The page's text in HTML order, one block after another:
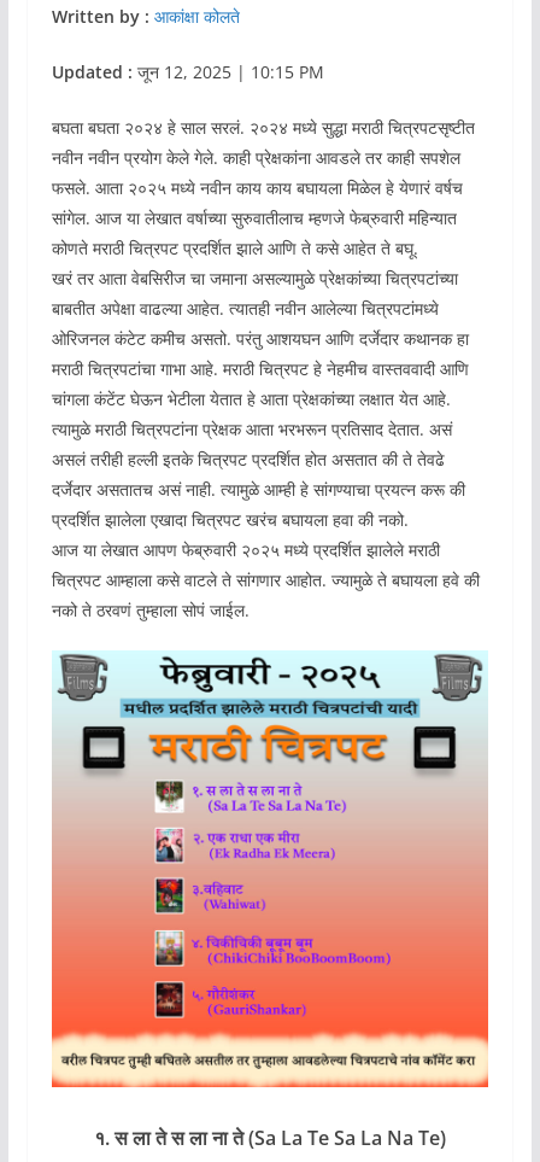
Written by : आकांक्षा कोलते
Updated : जून 12, 2025 | 10:15 PM
बघता बघता २०२४ हे साल सरलं. २०२४ मध्ये सुद्धा मराठी चित्रपटसृष्टीत
नवीन नवीन प्रयोग केले गेले. काही प्रेक्षकांना आवडले तर काही सपशेल
फसले. आता २०२५ मध्ये नवीन काय काय बघायला मिळेल हे येणारं वर्षच
सांगेल. आज या लेखात वर्षाच्या सुरुवातीलाच म्हणजे फेब्रुवारी महिन्यात
कोणते मराठी चित्रपट प्रदर्शित झाले आणि ते कसे आहेत ते बघू.
खरं तर आता वेबसिरीज चा जमाना असल्यामुळे प्रेक्षकांच्या चित्रपटांच्या
बाबतीत अपेक्षा वाढल्या आहेत. त्यातही नवीन आलेल्या चित्रपटांमध्ये
ओरिजनल कंटेट कमीच असतो. परंतु आशयघन आणि दर्जेदार कथानक हा
मराठी चित्रपटांचा गाभा आहे. मराठी चित्रपट हे नेहमीच वास्तववादी आणि
चांगला कंटेंट घेऊन भेटीला येतात हे आता प्रेक्षकांच्या लक्षात येत आहे.
त्यामुळे मराठी चित्रपटांना प्रेक्षक आता भरभरून प्रतिसाद देतात. असं
असलं तरीही हल्ली इतके चित्रपट प्रदर्शित होत असतात की ते तेवढे
दर्जेदार असतातच असं नाही. त्यामुळे आम्ही हे सांगण्याचा प्रयत्न करू की
प्रदर्शित झालेला एखादा चित्रपट खरंच बघायला हवा की नको.
आज या लेखात आपण फेब्रुवारी २०२५ मध्ये प्रदर्शित झालेले मराठी
चित्रपट आम्हाला कसे वाटले ते सांगणार आहोत. ज्यामुळे ते बघायला हवे की
नको ते ठरवणं तुम्हाला सोपं जाईल.
१. स ला ते स ला ना ते (Sa La Te Sa La Na Te)